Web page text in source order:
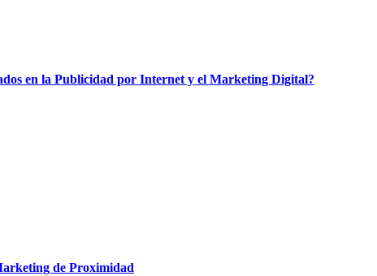
en la Publicidad por Internet y el Marketing Digital?
de Proximidad